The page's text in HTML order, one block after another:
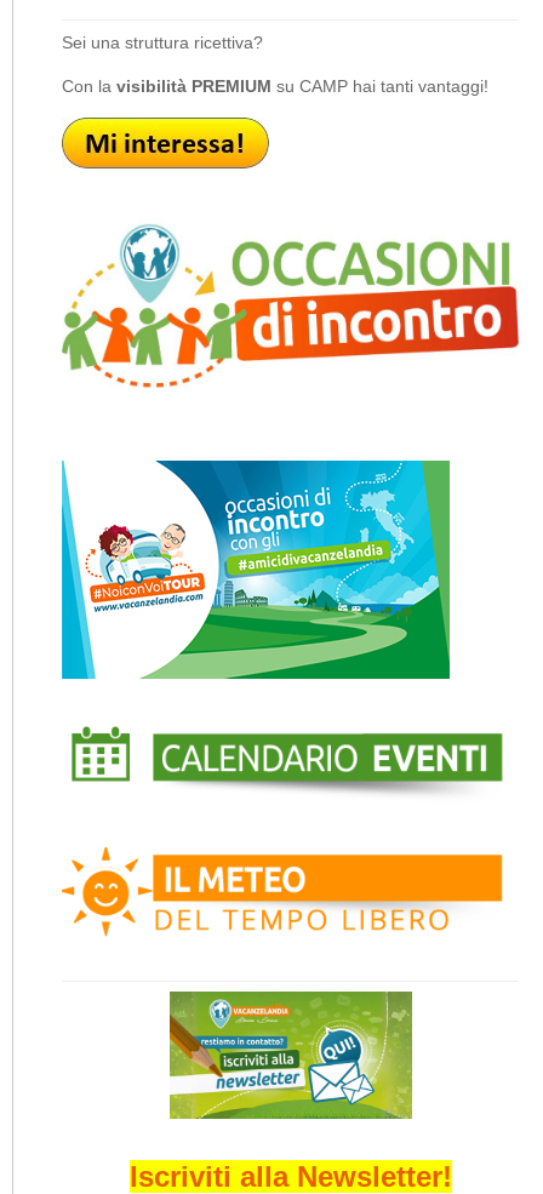
Sei una struttura ricettiva?
Con la visibilità PREMIUM su CAMP hai tanti vantaggi!
Iscriviti alla Newsletter!